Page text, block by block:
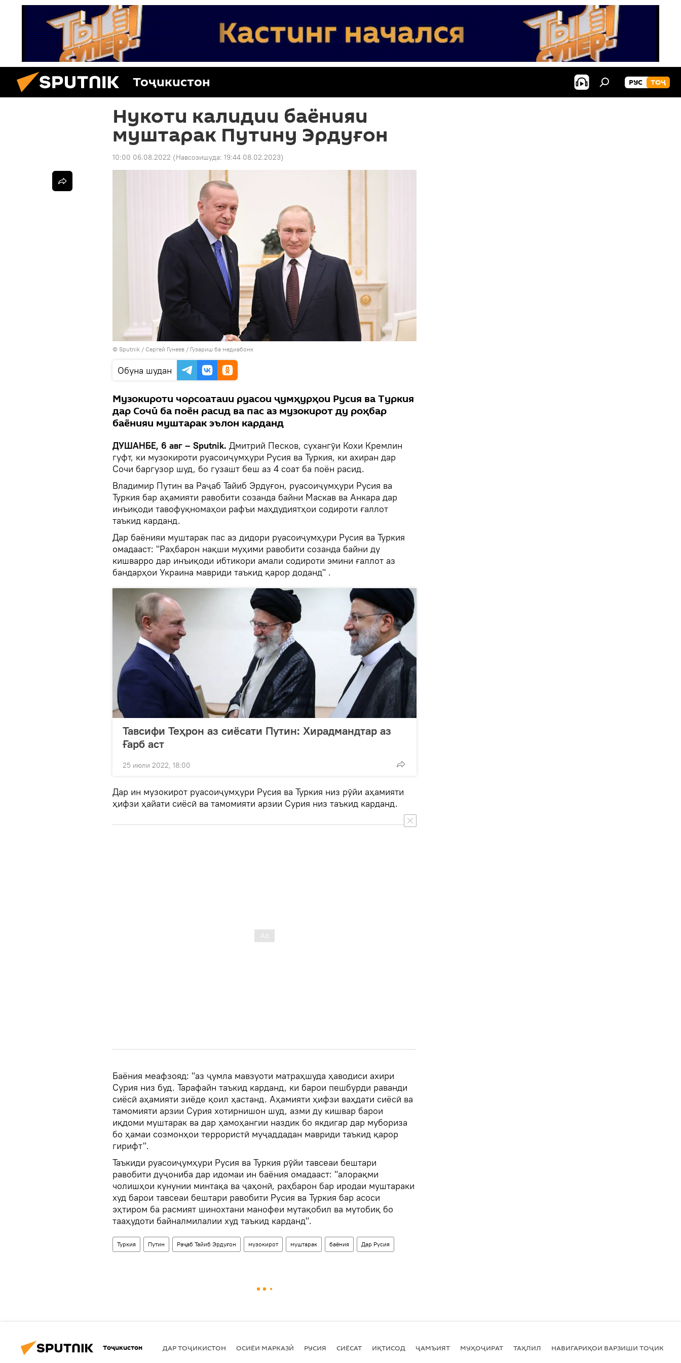
Тоҷикистон РУС ТОҶ
Нукоти калидии баёнияи
муштарак Путину Эрдуғон
10:00 06.08.2022 (Навсозишуда: 19:44 08.02.2023)
© Sputnik / Сергей Гунеев / Гузариш ба медиабонк
Обуна шудан
Музокироти чорсоатаии руасои ҷумҳурҳои Русия ва Туркия
дар Сочӣ ба поён расид ва пас аз музокирот ду роҳбар
баёнияи муштарак эълон карданд
ДУШАНБЕ, 6 авг – Sputnik. Дмитрий Песков, сухангӯи Кохи Кремлин
гуфт, ки музокироти руасоиҷумҳури Русия ва Туркия, ки ахиран дар
Сочи баргузор шуд, бо гузашт беш аз 4 соат ба поён расид.
Владимир Путин ва Раҷаб Тайиб Эрдуғон, руасоиҷумҳури Русия ва
Туркия бар аҳамияти равобити созанда байни Маскав ва Анкара дар
инъиқоди тавофуқномаҳои рафъи маҳдудиятҳои содироти ғаллот
таъкид карданд.
Дар баёнияи муштарак пас аз дидори руасоиҷумҳури Русия ва Туркия
омадааст: "Раҳбарон нақши муҳими равобити созанда байни ду
кишварро дар инъиқоди ибтикори амали содироти эмини ғаллот аз
бандарҳои Украина мавриди таъкид қарор доданд" .
Тавсифи Теҳрон аз сиёсати Путин: Хирадмандтар аз
Ғарб аст
25 июли 2022, 18:00
Дар ин музокирот руасоиҷумҳури Русия ва Туркия низ рӯйи аҳамияти
ҳифзи ҳайати сиёсӣ ва тамомияти арзии Сурия низ таъкид карданд.
Баёния меафзояд: "аз ҷумла мавзуоти матраҳшуда ҳаводиси ахири
Сурия низ буд. Тарафайн таъкид карданд, ки барои пешбурди раванди
сиёсӣ аҳамияти зиёде қоил ҳастанд. Аҳамияти ҳифзи ваҳдати сиёсӣ ва
тамомияти арзии Сурия хотирнишон шуд, азми ду кишвар барои
иқдоми муштарак ва дар ҳамоҳангии наздик бо якдигар дар мубориза
бо ҳамаи созмонҳои террористӣ муҷаддадан мавриди таъкид қарор
гирифт".
Таъкиди руасоиҷумҳури Русия ва Туркия рӯйи тавсеаи бештари
равобити дуҷониба дар идомаи ин баёния омадааст: "алорақми
чолишҳои кунунии минтақа ва ҷаҳонӣ, раҳбарон бар иродаи муштараки
худ барои тавсеаи бештари равобити Русия ва Туркия бар асоси
эҳтиром ба расмият шинохтани манофеи мутақобил ва мутобиқ бо
тааҳудоти байналмилалии худ таъкид карданд".
Туркия Путин Раҷаб Тайиб Эрдуғон музокирот муштарак баёния Дар Русия
Тоҷикистон ДАР ТОҶИКИСТОН ОСИЁИ МАРКАЗӢ РУСИЯ СИЁСАТ ИҚТИСОД ҶАМЪИЯТ МУҲОҶИРАТ ТАҲЛИЛ НАВИГАРИҲОИ ВАРЗИШИ